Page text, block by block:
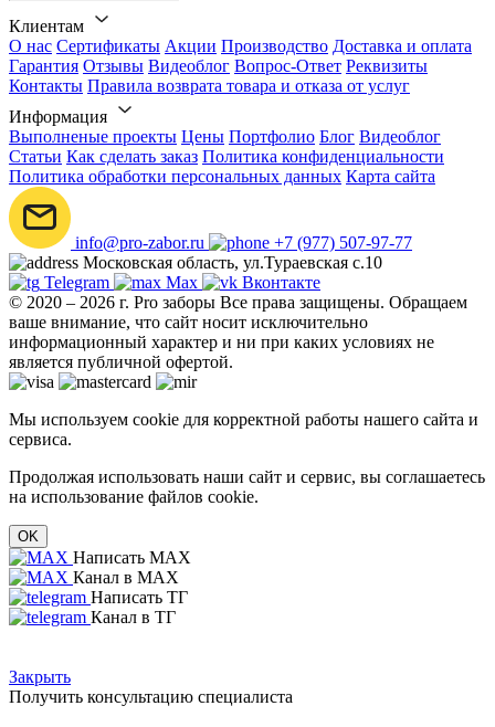
Клиентам
О нас Сертификаты Акции Производство Доставка и оплата
Гарантия Отзывы Видеоблог Вопрос-Ответ Реквизиты
Контакты Правила возврата товара и отказа от услуг
Информация
Выполненые проекты Цены Портфолио Блог Видеоблог
Статьи Как сделать заказ Политика конфиденциальности
Политика обработки персональных данных Карта сайта
info@pro-zabor.ru
+7 (977) 507-97-77
Московская область, ул.Тураевская с.10
Telegram
Max
Вконтакте
© 2020 – 2026 г. Pro заборы Все права защищены. Обращаем
ваше внимание, что сайт носит исключительно
информационный характер и ни при каких условиях не
является публичной офертой.
Мы используем cookie для корректной работы нашего сайта и
сервиса.
Продолжая использовать наши сайт и сервис, вы соглашаетесь
на использование файлов cookie.
OK
Написать MAX
Канал в MAX
Написать ТГ
Канал в ТГ
Закрыть
Получить консультацию специалиста